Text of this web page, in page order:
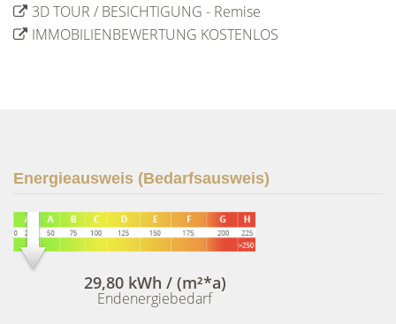
3D TOUR / BESICHTIGUNG - Remise
IMMOBILIENBEWERTUNG KOSTENLOS
Energieausweis (Bedarfsausweis)
29,80 kWh / (m²*a)
Endenergiebedarf